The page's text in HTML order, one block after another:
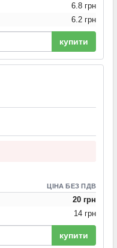
6.8 грн
6.2 грн
купити
ЦІНА БЕЗ ПДВ
20 грн
14 грн
купити